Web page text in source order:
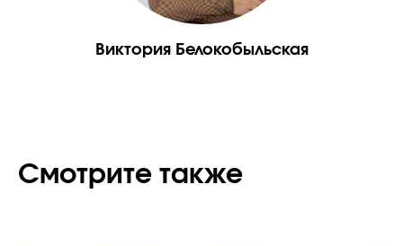
Виктория Белокобыльская
Смотрите также